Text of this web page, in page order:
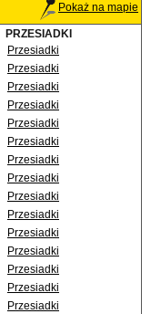
Pokaż na mapie
PRZESIADKI
Przesiadki
Przesiadki
Przesiadki
Przesiadki
Przesiadki
Przesiadki
Przesiadki
Przesiadki
Przesiadki
Przesiadki
Przesiadki
Przesiadki
Przesiadki
Przesiadki
Przesiadki